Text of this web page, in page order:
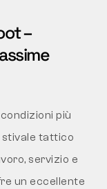
–
più
stivale tattico
servizio e
un eccellente